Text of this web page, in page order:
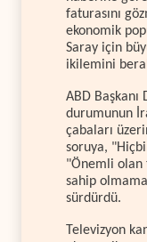
faturasını
ekonomik
Saray için
ikilemini
ABD
durumunun
çabaları
soruya,
"Önemli olan
sahip
sürdürdü.
Televizyon